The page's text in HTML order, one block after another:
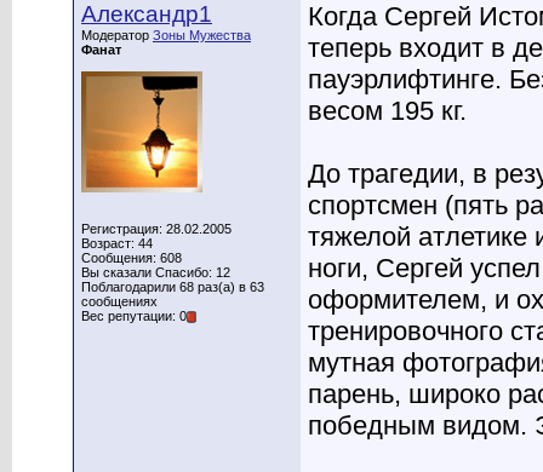
Александр1
Модератор Зоны Мужества
Фанат
Регистрация: 28.02.2005
Возраст: 44
Сообщения: 608
Вы сказали Спасибо: 12
Поблагодарили 68 раз(а) в 63
сообщениях
Вес репутации: 0
Когда Сергей
теперь входит в
пауэрлифтинге.
весом 195 кг.
До трагедии, в
спортсмен (пять
тяжелой
ноги, Сергей
оформителем, и
тренировочного
мутная
парень, широко
победным видом.